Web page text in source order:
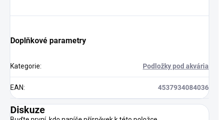
Doplňkové parametry
Kategorie: Podložky pod akvária
EAN: 4537934084036
Diskuze